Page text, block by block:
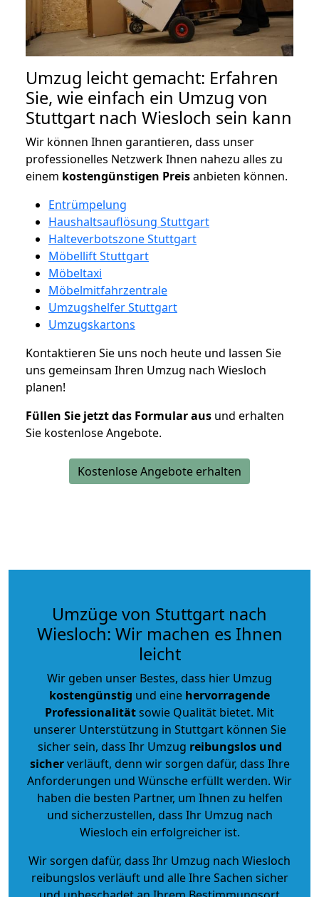
Umzug leicht gemacht: Erfahren
Sie, wie einfach ein Umzug von
Stuttgart nach Wiesloch sein kann
Wir können Ihnen garantieren, dass unser
professionelles Netzwerk Ihnen nahezu alles zu
einem kostengünstigen Preisanbieten können.
Entrümpelung
Haushaltsauflösung Stuttgart
Halteverbotszone Stuttgart
Möbellift Stuttgart
Möbeltaxi
Möbelmitfahrzentrale
Umzugshelfer Stuttgart
Umzugskartons
Kontaktieren Sie uns noch heute und lassen Sie
uns gemeinsam Ihren Umzug nach Wiesloch
planen!
Füllen Sie jetzt das Formular aus und erhalten
Sie kostenlose Angebote.
Kostenlose Angebote erhalten
Umzüge von Stuttgart nach
Wiesloch: Wir machen es Ihnen
leicht
Wir geben unser Bestes, dass hier Umzug
kostengünstig und eine hervorragende
Professionalitätsowie Qualität bietet. Mit
unserer Unterstützung in Stuttgart können Sie
sicher sein, dass Ihr Umzug reibungslos und
sicherverläuft, denn wir sorgen dafür, dass Ihre
Anforderungen und Wünsche erfüllt werden. Wir
haben die besten Partner, um Ihnen zu helfen
und sicherzustellen, dass Ihr Umzug nach
Wiesloch ein erfolgreicher ist.
Wir sorgen dafür, dass Ihr Umzug nach Wiesloch
reibungslos verläuft und alle Ihre Sachen sicher